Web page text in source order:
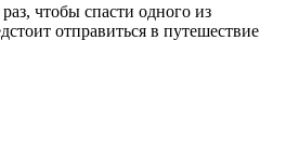
чтобы спасти одного из
отправиться в путешествие